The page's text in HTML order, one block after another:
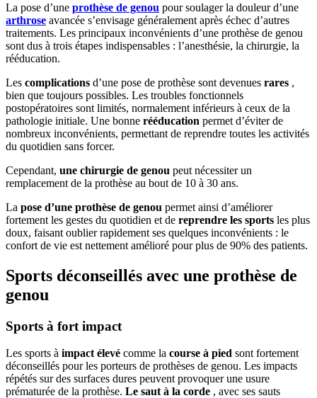
La pose d’une prothèse de genou pour soulager la douleur d’une
arthrose avancée s’envisage généralement après échec d’autres
traitements. Les principaux inconvénients d’une prothèse de genou
sont dus à trois étapes indispensables : l’anesthésie, la chirurgie, la
rééducation.
Les complications d’une pose de prothèse sont devenues rares ,
bien que toujours possibles. Les troubles fonctionnels
postopératoires sont limités, normalement inférieurs à ceux de la
pathologie initiale. Une bonne rééducation permet d’éviter de
nombreux inconvénients, permettant de reprendre toutes les activités
du quotidien sans forcer.
Cependant, une chirurgie de genou peut nécessiter un
remplacement de la prothèse au bout de 10 à 30 ans.
La pose d’une prothèse de genou permet ainsi d’améliorer
fortement les gestes du quotidien et de reprendre les sports les plus
doux, faisant oublier rapidement ses quelques inconvénients : le
confort de vie est nettement amélioré pour plus de 90% des patients.
Sports déconseillés avec une prothèse de
genou
Sports à fort impact
Les sports à impact élevé comme la course à pied sont fortement
déconseillés pour les porteurs de prothèses de genou. Les impacts
répétés sur des surfaces dures peuvent provoquer une usure
prématurée de la prothèse. Le saut à la corde , avec ses sauts